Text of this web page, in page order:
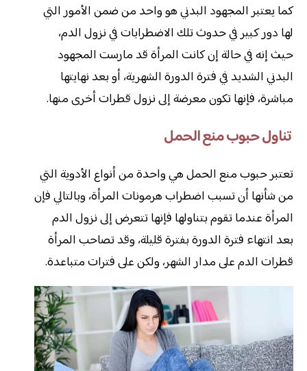
كما يعتبر المجهود البدني هو واحد من ضمن الأمور التي
لها دور كبير في حدوث تلك الاضطرابات في نزول الدم،
حيث إنه في حالة إن كانت المرأة قد مارست المجهود
البدني الشديد في فترة الدورة الشهرية، أو بعد نهايتها
مباشرة، فإنها تكون معرضة إلى نزول قطرات أخرى منها.
تناول حبوب منع الحمل
تعتبر حبوب منع الحمل هي واحدة من أنواع الأدوية التي
من شأنها أن تسبب اضطراب هرمونات المرأة، وبالتالي فإن
المرأة عندما تقوم بتناولها فإنها تتعرض إلى نزول الدم
بعد انتهاء فترة الدورة بفترة قليلة، وقد تصاحب المرأة
قطرات الدم على مدار الشهر، ولكن على فترات متباعدة.